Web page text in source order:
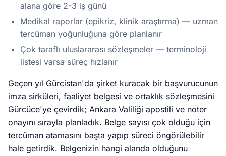
alana göre 2-3 iş günü
Medikal raporlar (epikriz, klinik araştırma) — uzman
tercüman yoğunluğuna göre planlanır
Çok taraflı uluslararası sözleşmeler — terminoloji
listesi varsa süreç hızlanır
Geçen yıl Gürcistan'da şirket kuracak bir başvurucunun
imza sirküleri, faaliyet belgesi ve ortaklık sözleşmesini
Gürcüce'ye çevirdik; Ankara Valiliği apostili ve noter
onayını sırayla planladık. Belge sayısı çok olduğu için
tercüman atamasını başta yapıp süreci öngörülebilir
hale getirdik. Belgenizin hangi alanda olduğunu